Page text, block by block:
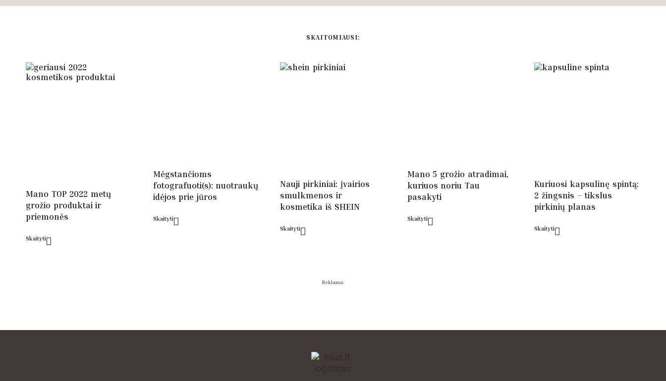
SKAITOMIAUSI:
Mano TOP 2022 metų
grožio produktai ir
priemonės
Skaityti
Mėgstančioms
fotografuoti(s): nuotraukų
idėjos prie jūros
Skaityti
Nauji pirkiniai: įvairios
smulkmenos ir
kosmetika iš SHEIN
Skaityti
Mano 5 grožio atradimai,
kuriuos noriu Tau
pasakyti
Skaityti
Kuriuosi kapsulinę spintą:
2 žingsnis – tikslus
pirkinių planas
Skaityti
Reklama: